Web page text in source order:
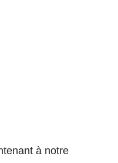
à notre